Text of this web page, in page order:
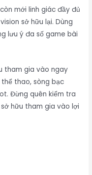
mới linh giác đầy đủ
sở hữu lại. Dùng
lưu ý đa số game bài
tham gia vào ngay
thao, sòng bạc
Đừng quên kiểm tra
hữu tham gia vào lợi